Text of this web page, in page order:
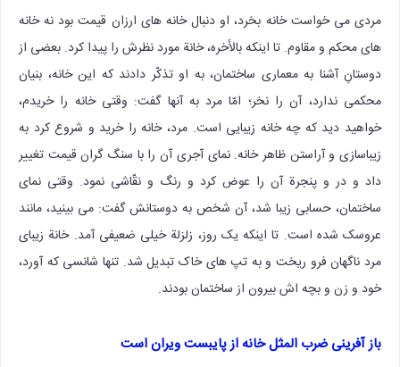
مردی می خواست خانه بخرد، او دنبال خانه های ارزان قیمت بود نه خانه
های محکم و مقاوم. تا اینکه بالأخره، خانة مورد نظرش را پیدا کرد. بعضی از
دوستانِ آشنا به معماری ساختمان، به او تذکّر دادند که این خانه، بنیان
محکمی ندارد، آن را نخر؛ امّا مرد به آنها گفت: وقتی خانه را خریدم،
خواهید دید که چه خانه زیبایی است. مرد، خانه را خرید و شروع کرد به
زیباسازی و آراستن ظاهر خانه. نمای آجری آن را با سنگ گران قیمت تغییر
داد و در و پنجرة آن را عوض کرد و رنگ و نقّاشی نمود. وقتی نمای
ساختمان، حسابی زیبا شد، آن شخص به دوستانش گفت: می بینید، مانند
عروسک شده است. تا اینکه یک روز، زلزلة خیلی ضعیفی آمد. خانة زیبای
مرد ناگهان فرو ریخت و به تپ های خاک تبدیل شد. تنها شانسی که آورد،
خود و زن و بچه اش بیرون از ساختمان بودند.
باز آفرینی ضرب المثل خانه از پایبست ویران است